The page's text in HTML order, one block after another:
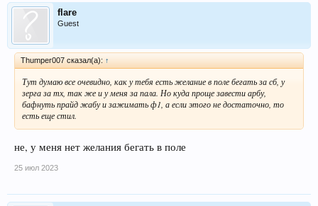
flare
Guest
Thumper007 сказал(а): ↑
Тут думаю все очевидно, как у тебя есть желание в поле бегать за сб, у
зерга за тх, так же и у меня за пала. Но куда проще завести арбу,
бафнуть прайд жабу и зажимать ф1, а если этого не достаточно, то
есть еще стил.
не, у меня нет желания бегать в поле
25 июл 2023